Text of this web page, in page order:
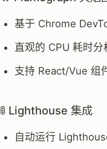
基于 Chrome
直观的 CPU 耗时分
支持 React/Vue 组
🚦 Lighthouse 集成
自动运行